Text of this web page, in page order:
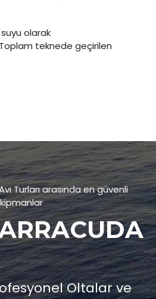
şekilde
iyi balık deneyimi için daha
ve daha fazla av bölgesi
Turları arasında en güvenli
Oltalar ve